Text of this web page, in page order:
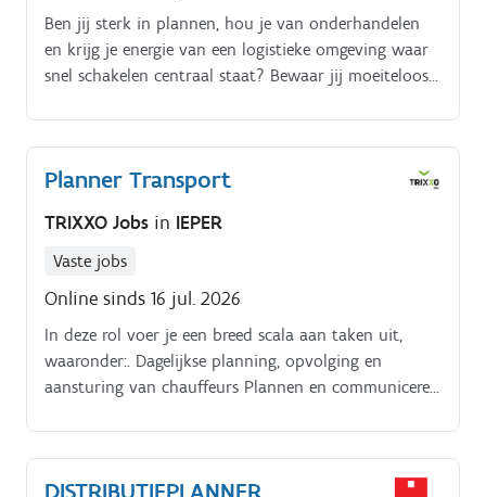
Ben jij sterk in plannen, hou je van onderhandelen
en krijg je energie van een logistieke omgeving waar
snel schakelen centraal staat? Bewaar jij moeiteloos
interne diensten?
Planner Transport
TRIXXO Jobs in IEPER
Vaste jobs
Online sinds 16 jul. 2026
In deze rol voer je een breed scala aan taken uit,
waaronder:. Dagelijkse planning, opvolging en
aansturing van chauffeurs Plannen en communiceren
nodig bijsturen Onderhoud en herstellingen
coördineren met onze interne garage en externe